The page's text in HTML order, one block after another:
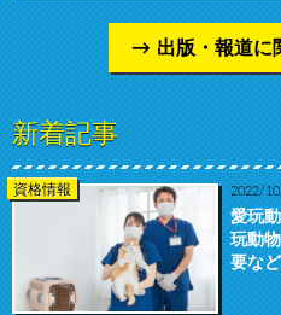
出版・報道に
新着記事
資格情報 2022/
愛玩
玩動
要な